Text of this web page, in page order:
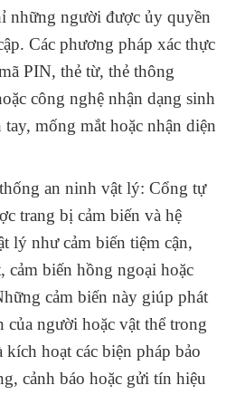
những người được ủy quyền
Các phương pháp xác thực
PIN, thẻ từ, thẻ thông
công nghệ nhận dạng sinh
mống mắt hoặc nhận diện
an ninh vật lý: Cổng tự
trang bị cảm biến và hệ
lý như cảm biến tiệm cận,
cảm biến hồng ngoại hoặc
cảm biến này giúp phát
của người hoặc vật thể trong
hoạt các biện pháp bảo
cảnh báo hoặc gửi tín hiệu